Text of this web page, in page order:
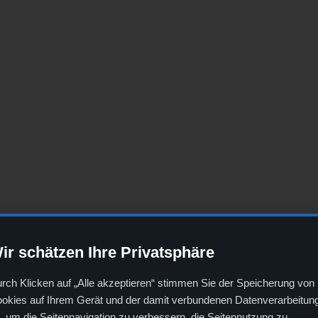
schätzen Ihre Privatsphäre
Klicken auf „Alle akzeptieren“ stimmen Sie der Speicherung von
auf Ihrem Gerät und der damit verbundenen
außer Frage. Dass dies zwangsläufig einen
sollte auf einer objektiven Analyse beruhen – nicht